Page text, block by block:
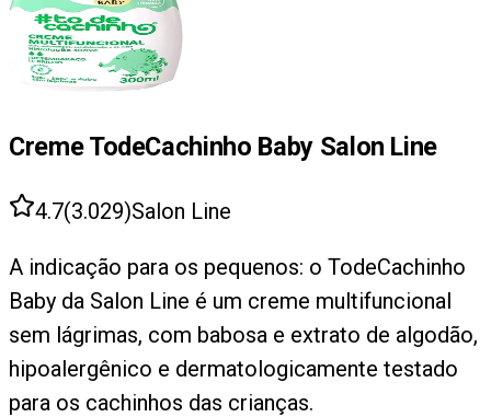
Creme TodeCachinho Baby Salon Line
4.7(3.029)Salon Line
A indicação para os pequenos: o TodeCachinho
Baby da Salon Line é um creme multifuncional
sem lágrimas, com babosa e extrato de algodão,
hipoalergênico e dermatologicamente testado
para os cachinhos das crianças.